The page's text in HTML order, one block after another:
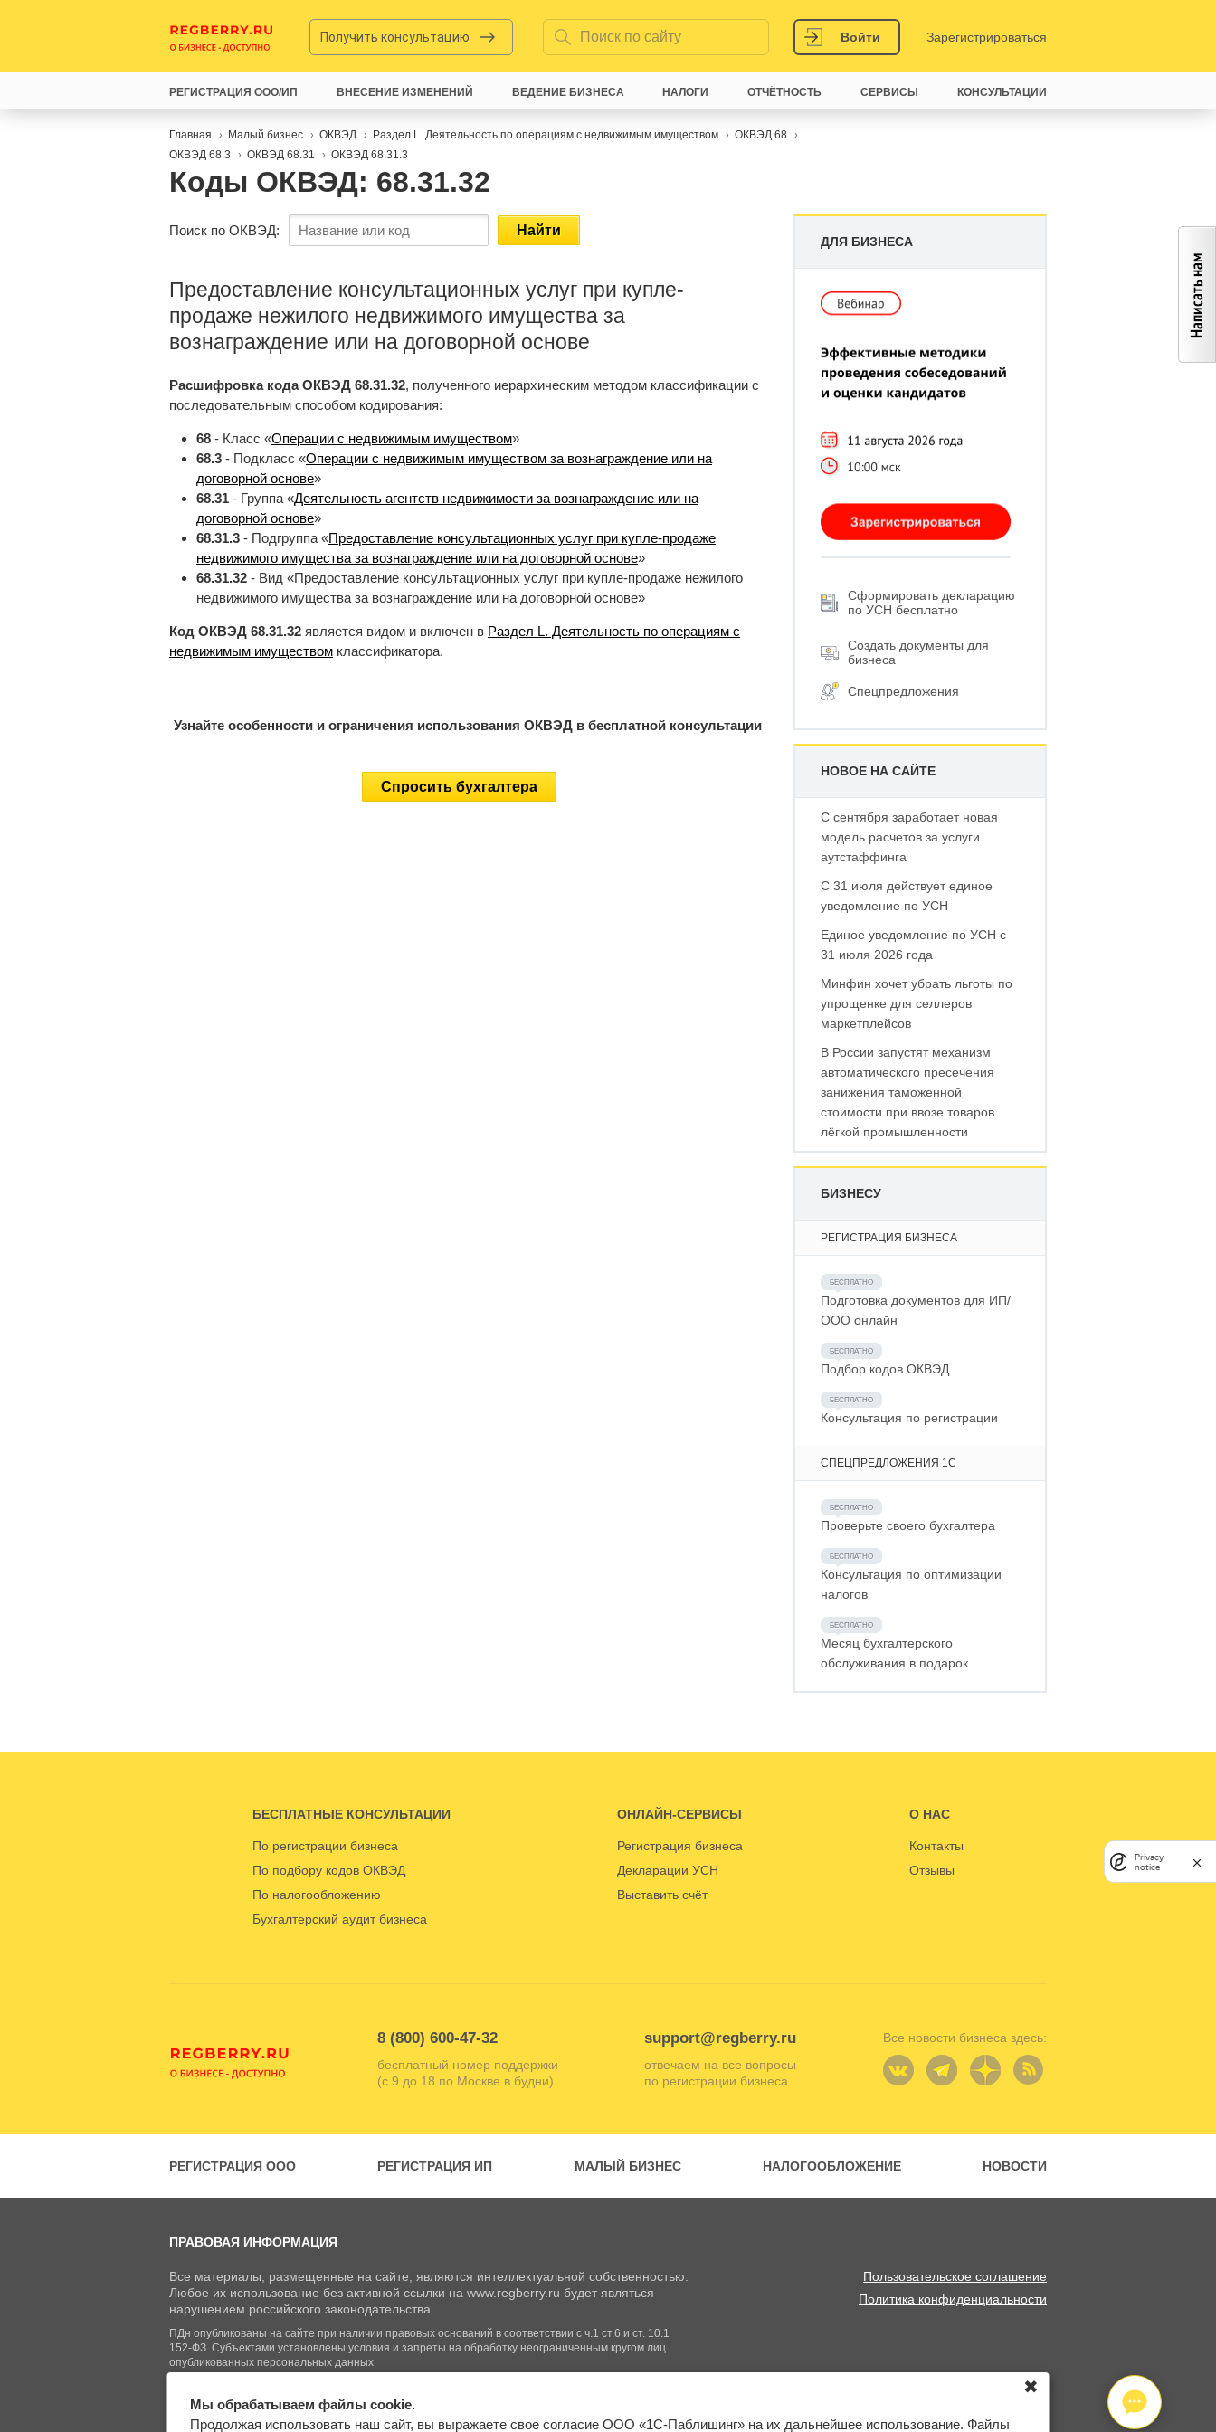
Получить консультацию Войти Зарегистрироваться
Главная Малый бизнес ОКВЭД Раздел L. Деятельность по операциям с недвижимым имуществом
ОКВЭД 68
ОКВЭД 68.3
ОКВЭД 68.31 ОКВЭД 68.31.3
Коды ОКВЭД: 68.31.32
Поиск по ОКВЭД: Найти
Предоставление консультационных услуг при купле-
продаже нежилого недвижимого имущества за
вознаграждение или на договорной основе
Расшифровка кода ОКВЭД 68.31.32, полученного иерархическим методом классификации с
последовательным способом кодирования:
68 - Класс «Операции с недвижимым имуществом»
68.3 - Подкласс «Операции с недвижимым имуществом за вознаграждение или на
договорной основе»
68.31 - Группа «Деятельность агентств недвижимости за вознаграждение или на
договорной основе»
68.31.3 - Подгруппа «Предоставление консультационных услуг при купле-продаже
недвижимого имущества за вознаграждение или на договорной основе»
68.31.32 - Вид «Предоставление консультационных услуг при купле-продаже нежилого
недвижимого имущества за вознаграждение или на договорной основе»
Код ОКВЭД 68.31.32 является видом и включен в Раздел L. Деятельность по операциям с
недвижимым имуществом классификатора.
Узнайте особенности и ограничения использования ОКВЭД в бесплатной консультации
Спросить бухгалтера
ДЛЯ БИЗНЕСА
Сформировать декларацию
по УСН бесплатно
Создать документы для
бизнеса
Спецпредложения
НОВОЕ НА САЙТЕ
С сентября заработает новая
модель расчетов за услуги
аутстаффинга
С 31 июля действует единое
уведомление по УСН
Единое уведомление по УСН с
31 июля 2026 года
Минфин хочет убрать льготы по
упрощенке для селлеров
маркетплейсов
В России запустят механизм
автоматического пресечения
занижения таможенной
стоимости при ввозе товаров
лёгкой промышленности
БИЗНЕСУ
РЕГИСТРАЦИЯ БИЗНЕСА
Подготовка документов для ИП/
ООО онлайн
Подбор кодов ОКВЭД
Консультация по регистрации
СПЕЦПРЕДЛОЖЕНИЯ 1С
Проверьте своего бухгалтера
Консультация по оптимизации
налогов
Месяц бухгалтерского
обслуживания в подарок
РЕГИСТРАЦИЯ ООО/ИП ВНЕСЕНИЕ ИЗМЕНЕНИЙ ВЕДЕНИЕ БИЗНЕСА НАЛОГИ ОТЧЁТНОСТЬ СЕРВИСЫ КОНСУЛЬТАЦИИ
БЕСПЛАТНЫЕ КОНСУЛЬТАЦИИ
По регистрации бизнеса
По подбору кодов ОКВЭД
По налогообложению
Бухгалтерский аудит бизнеса
ОНЛАЙН-СЕРВИСЫ
Регистрация бизнеса
Декларации УСН
Выставить счёт
О НАС
Контакты
Отзывы
8 (800) 600-47-32
бесплатный номер поддержки
(с 9 до 18 по Москве в будни)
support@regberry.ru
отвечаем на все вопросы
по регистрации бизнеса
Все новости бизнеса здесь:
РЕГИСТРАЦИЯ ООО РЕГИСТРАЦИЯ ИП МАЛЫЙ БИЗНЕС НАЛОГООБЛОЖЕНИЕ НОВОСТИ
ПРАВОВАЯ ИНФОРМАЦИЯ
Все материалы, размещенные на сайте, являются интеллектуальной собственностью.
Любое их использование без активной ссылки на www.regberry.ru будет являться
нарушением российского законодательства.
ПДн опубликованы на сайте при наличии правовых оснований в соответствии с ч.1 ст.6 и ст. 10.1
152-ФЗ. Субъектами установлены условия и запреты на обработку неограниченным кругом лиц
опубликованных персональных данных
Пользовательское соглашение
Политика конфиденциальности
© Regberry.ru, 2013–2026 Входим в группу
Мы обрабатываем файлы cookie.
Продолжая использовать наш сайт, вы выражаете свое согласие ООО «1С-Паблишинг» на их дальнейшее использование. Файлы
✖
Privacy
notice